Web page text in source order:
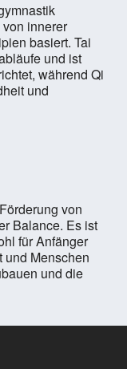
innerer
basiert. Tai
und ist
während Qi
und
von
Balance. Es ist
für Anfänger
und Menschen
und die